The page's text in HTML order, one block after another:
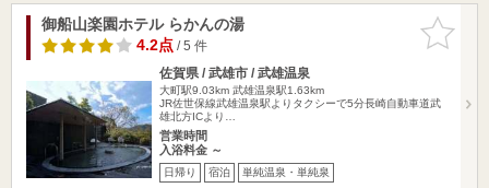
お気に入
りに追加
御船山楽園ホテル らかんの湯
4.2点/ 5 件
佐賀県 / 武雄市 / 武雄温泉
大町駅9.03km 武雄温泉駅1.63km
JR佐世保線武雄温泉駅よりタクシーで5分長崎自動車道武
雄北方ICより…
営業時間
入浴料金 ～
日帰り 宿泊 単純温泉・単純泉